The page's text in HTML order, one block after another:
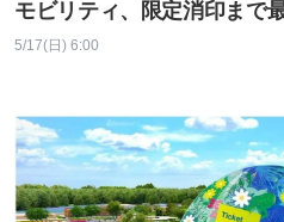
モビリティ、限定消印まで
5/17(日) 6:00